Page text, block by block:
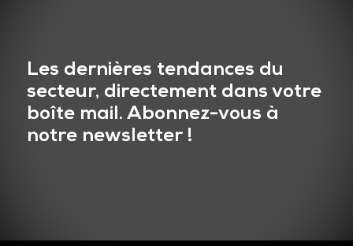
Les dernières tendances du
secteur, directement dans votre
boîte mail. Abonnez-vous à
notre newsletter !